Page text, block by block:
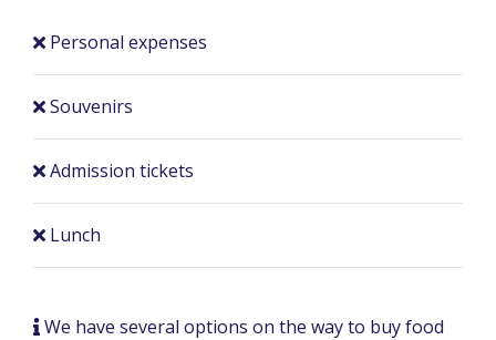
Personal expenses
Souvenirs
Admission tickets
Lunch
We have several options on the way to buy food